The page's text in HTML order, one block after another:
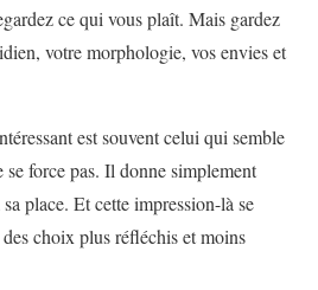
ce qui vous plaît. Mais gardez
votre morphologie, vos envies et
est souvent celui qui semble
force pas. Il donne simplement
place. Et cette impression-là se
choix plus réfléchis et moins